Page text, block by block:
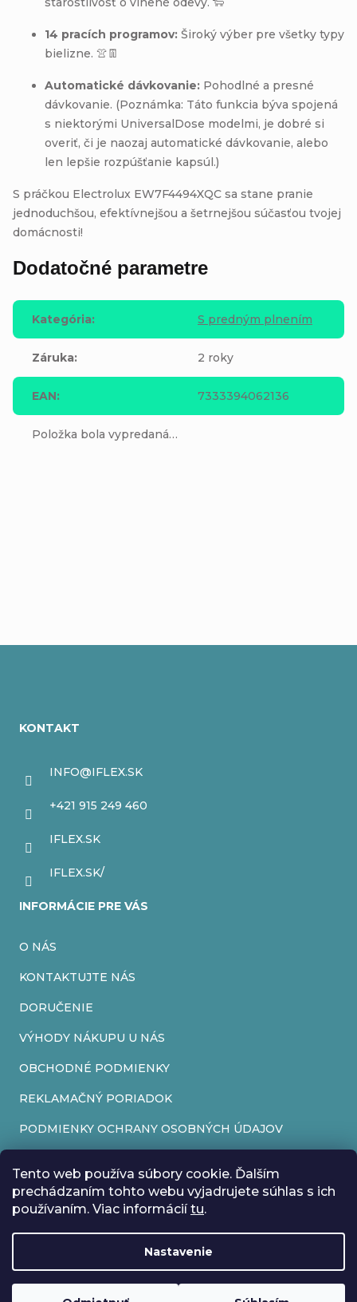
Tento web používa súbory cookie. Ďalším
prechádzaním tohto webu vyjadrujete súhlas s ich
používaním. Viac informáciítu.
Nastavenie
14 pracích programov: Široký výber pre všetky typy
bielizne. 👚👖
Automatické dávkovanie: Pohodlné a presné
dávkovanie. (Poznámka: Táto funkcia býva spojená
s niektorými UniversalDose modelmi, je dobré si
overiť, či je naozaj automatické dávkovanie, alebo
len lepšie rozpúšťanie kapsúl.)
S práčkou Electrolux EW7F4494XQC sa stane pranie
jednoduchšou, efektívnejšou a šetrnejšou súčasťou tvojej
domácnosti!
Dodatočné parametre
Kategória: S predným plnením
Záruka: 2 roky
EAN: 7333394062136
Položka bola vypredaná…
KONTAKT
INFO@IFLEX.SK
+421 915 249 460
IFLEX.SK
IFLEX.SK/
INFORMÁCIE PRE VÁS
O NÁS
KONTAKTUJTE NÁS
DORUČENIE
VÝHODY NÁKUPU U NÁS
OBCHODNÉ PODMIENKY
REKLAMAČNÝ PORIADOK
PODMIENKY OCHRANY OSOBNÝCH ÚDAJOV
REKLAMAČNÝ FORMULÁR